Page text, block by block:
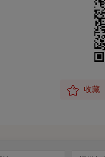
收藏